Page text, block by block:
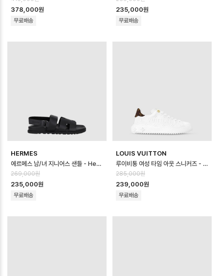
378,000원
무료배송
235,000원
무료배송
HERMES
에르메스 남/녀 지니어스 샌들 - Hermes Unisex Cenius Sandal - h…
269,000원
235,000원
무료배송
LOUIS VUITTON
루이비통 여성 타임 아웃 스니커즈 - Louis vuitton Womens Time Out…
285,000원
239,000원
무료배송